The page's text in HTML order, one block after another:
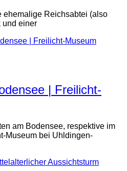
ehemalige Reichsabtei (also
und einer
| Freilicht-
am Bodensee, respektive im
Museum bei Uhldingen-